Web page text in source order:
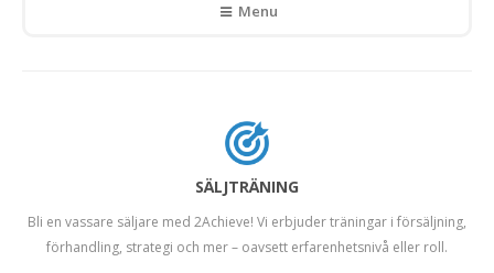
Menu
SÄLJTRÄNING
Bli en vassare säljare med 2Achieve! Vi erbjuder träningar i försäljning,
förhandling, strategi och mer – oavsett erfarenhetsnivå eller roll.